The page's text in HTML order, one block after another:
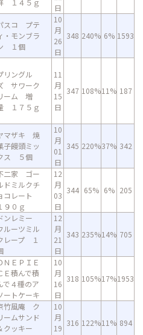
１４５ｇ
日
スコ プテ
・モンブラ
１個
10
月
26
日
348 240% 6% 1593
リングル
サワーク
ーム 増
１７５ｇ
11
月
15
日
347 108%11% 187
マザキ 焼
子饅頭ミッ
ス ５個
10
月
01
日
345 220%37% 342
二家 ゴー
ドミルクチ
コレート
９０ｇ
12
月
03
日
344 65% 6% 205
ンレミー
ルーツミル
レープ １
12
月
21
日
343 235%14% 705
ＮＥＰＩＥ
Ｅ積んで積
で４種のア
ートケーキ
10
月
16
日
318 105%17%1953
竹風庵 ク
ームサンド
クッキー
10
月
19
316 122%11% 894